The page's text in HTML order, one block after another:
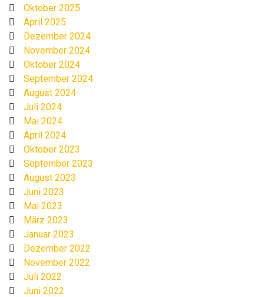
Oktober 2025
April 2025
Dezember 2024
November 2024
Oktober 2024
September 2024
August 2024
Juli 2024
Mai 2024
April 2024
Oktober 2023
September 2023
August 2023
Juni 2023
Mai 2023
März 2023
Januar 2023
Dezember 2022
November 2022
Juli 2022
Juni 2022